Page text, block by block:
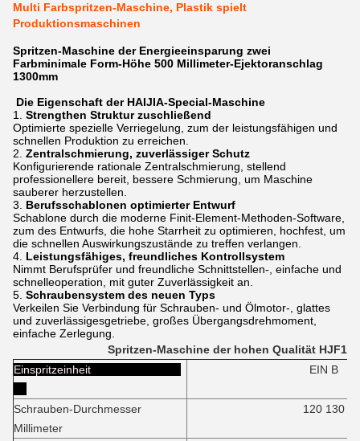
Multi Farbspritzen-Maschine, Plastik spielt
Produktionsmaschinen
Spritzen-Maschine der Energieeinsparung zwei
Farbminimale Form-Höhe 500 Millimeter-Ejektoranschlag
1300mm
Die Eigenschaft der HAIJIA-Special-Maschine
1. Strengthen Struktur zuschließend
Optimierte spezielle Verriegelung, zum der leistungsfähigen und
schnellen Produktion zu erreichen.
2. Zentralschmierung, zuverlässiger Schutz
Konfigurierende rationale Zentralschmierung, stellend
professionellere bereit, bessere Schmierung, um Maschine
sauberer herzustellen.
3. Berufsschablonen optimierter Entwurf
Schablone durch die moderne Finit-Element-Methoden-Software,
zum des Entwurfs, die hohe Starrheit zu optimieren, hochfest, um
die schnellen Auswirkungszustände zu treffen verlangen.
4. Leistungsfähiges, freundliches Kontrollsystem
Nimmt Berufsprüfer und freundliche Schnittstellen-, einfache und
schnelleoperation, mit guter Zuverlässigkeit an.
5. Schraubensystem des neuen Typs
Verkeilen Sie Verbindung für Schrauben- und Ölmotor-, glattes
und zuverlässigesgetriebe, großes Übergangsdrehmoment,
einfache Zerlegung.
Spritzen-Maschine der hohen Qualität
Einspritzeinheit
EIN B
Schrauben-Durchmesser
Millimeter
120 130